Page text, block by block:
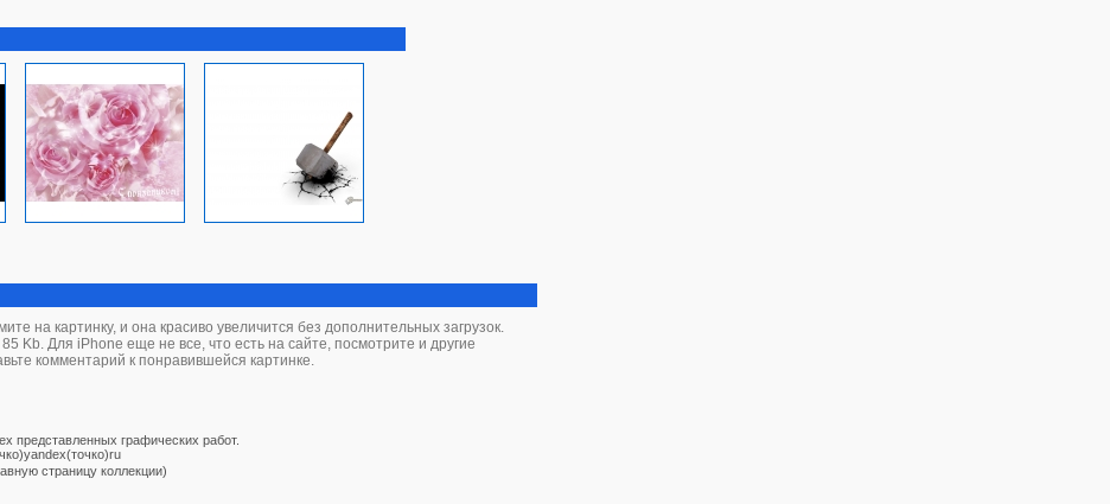
на картинку, и она красиво увеличится без дополнительных загрузок.
Kb. Для iPhone еще не все, что есть на сайте, посмотрите и другие
комментарий к понравившейся картинке.
представленных графических работ.
страницу коллекции)